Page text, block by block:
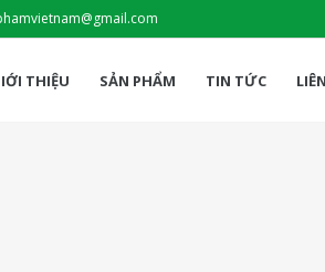
THIỆU SẢN PHẨM TIN TỨC